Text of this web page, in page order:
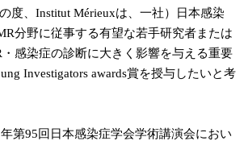
度、Institut Mérieuxは、一社）日本感染
分野に従事する有望な若手研究者または
感染症の診断に大きく影響を与える重要
Investigators awards賞を授与したいと考
第95回日本感染症学会学術講演会におい